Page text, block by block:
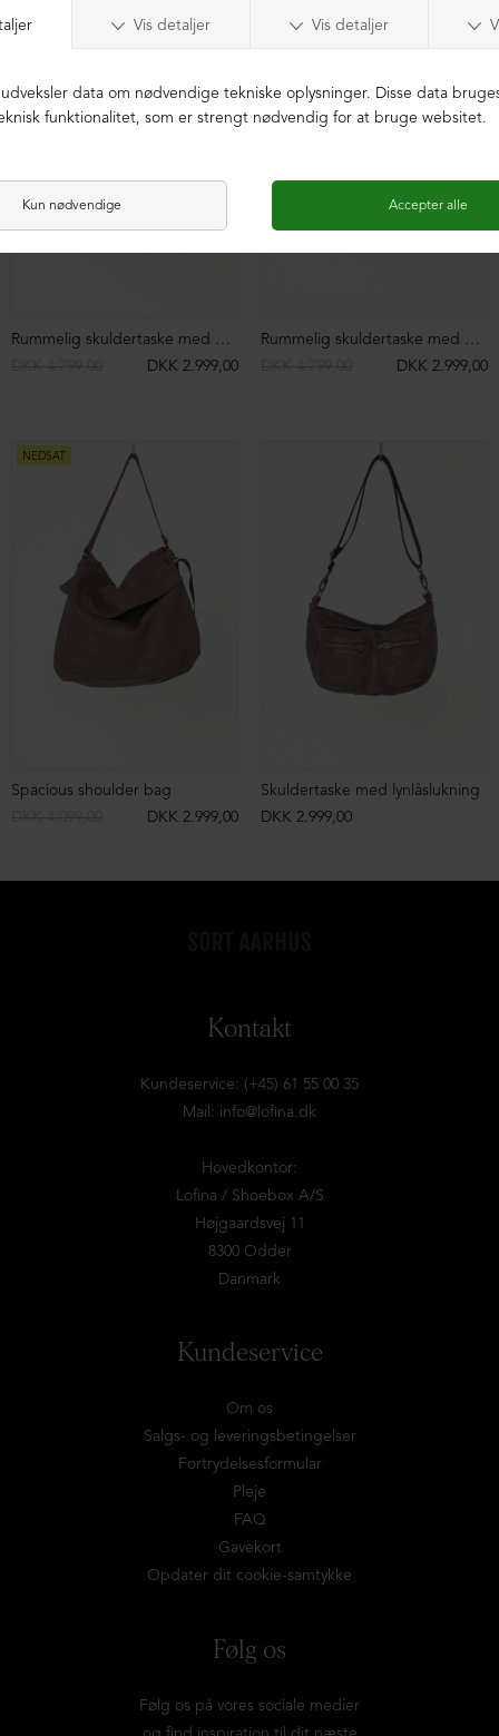
Rummelig skuldertaske med pels
DKK 2.999,00
Rummelig skuldertaske med pels
DKK 2.999,00
NEDSAT
Spacious shoulder bag
DKK 2.999,00
Skuldertaske med lynlåslukning
DKK 2.999,00
Kontakt
Kundeservice: (+45) 61 55 00 35
Mail: info@lofina.dk
Hovedkontor:
Lofina / Shoebox A/S
Højgaardsvej 11
8300 Odder
Danmark
Kundeservice
Om os
Salgs- og leveringsbetingelser
Fortrydelsesformular
Pleje
FAQ
Gavekort
Opdater dit cookie-samtykke
Følg os
Følg os på vores sociale medier